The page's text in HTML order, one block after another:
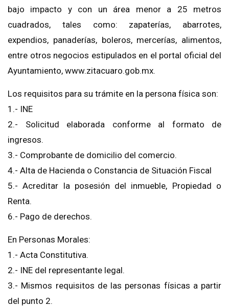
bajo impacto y con un área menor a 25 metros
cuadrados, tales como: zapaterías, abarrotes,
expendios, panaderías, boleros, mercerías, alimentos,
entre otros negocios estipulados en el portal oficial del
Ayuntamiento, www.zitacuaro.gob.mx.
Los requisitos para su trámite en la persona física son:
1.- INE
2.- Solicitud elaborada conforme al formato de
ingresos.
3.- Comprobante de domicilio del comercio.
4.- Alta de Hacienda o Constancia de Situación Fiscal
5.- Acreditar la posesión del inmueble, Propiedad o
Renta.
6.- Pago de derechos.
En Personas Morales:
1.- Acta Constitutiva.
2.- INE del representante legal.
3.- Mismos requisitos de las personas físicas a partir
del punto 2.